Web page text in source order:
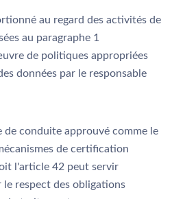
au regard des activités de
au paragraphe 1
de politiques appropriées
données par le responsable
conduite approuvé comme le
de certification
l'article 42 peut servir
respect des obligations